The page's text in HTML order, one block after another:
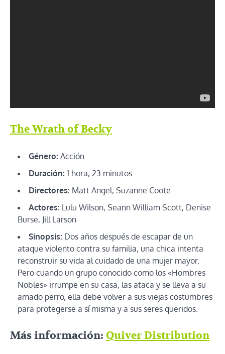
The Wrath of Becky
Género: Acción
Duración: 1 hora, 23 minutos
Directores: Matt Angel, Suzanne Coote
Actores: Lulu Wilson, Seann William Scott, Denise
Burse, Jill Larson
Sinopsis: Dos años después de escapar de un
ataque violento contra su familia, una chica intenta
reconstruir su vida al cuidado de una mujer mayor.
Pero cuando un grupo conocido como los «Hombres
Nobles» irrumpe en su casa, las ataca y se lleva a su
amado perro, ella debe volver a sus viejas costumbres
para protegerse a sí misma y a sus seres queridos.
Más información: Quiver Distribution